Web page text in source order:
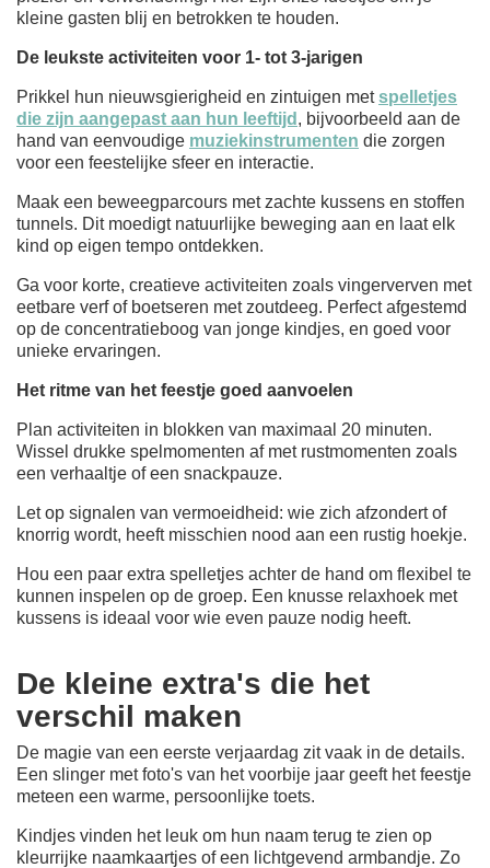
kleine gasten blij en betrokken te houden.
De leukste activiteiten voor 1- tot 3-jarigen
Prikkel hun nieuwsgierigheid en zintuigen metspelletjes
die zijn aangepast aan hun leeftijd , bijvoorbeeld aan de
hand van eenvoudige muziekinstrumenten die zorgen
voor een feestelijke sfeer en interactie.
Maak een beweegparcours met zachte kussens en stoffen
tunnels. Dit moedigt natuurlijke beweging aan en laat elk
kind op eigen tempo ontdekken.
Ga voor korte, creatieve activiteiten zoals vingerverven met
eetbare verf of boetseren met zoutdeeg. Perfect afgestemd
op de concentratieboog van jonge kindjes, en goed voor
unieke ervaringen.
Het ritme van het feestje goed aanvoelen
Plan activiteiten in blokken van maximaal 20 minuten.
Wissel drukke spelmomenten af met rustmomenten zoals
een verhaaltje of een snackpauze.
Let op signalen van vermoeidheid: wie zich afzondert of
knorrig wordt, heeft misschien nood aan een rustig hoekje.
Hou een paar extra spelletjes achter de hand om flexibel te
kunnen inspelen op de groep. Een knusse relaxhoek met
kussens is ideaal voor wie even pauze nodig heeft.
De kleine extra's die het
verschil maken
De magie van een eerste verjaardag zit vaak in de details.
Een slinger met foto's van het voorbije jaar geeft het feestje
meteen een warme, persoonlijke toets.
Kindjes vinden het leuk om hun naam terug te zien op
kleurrijke naamkaartjes of een lichtgevend armbandje. Zo